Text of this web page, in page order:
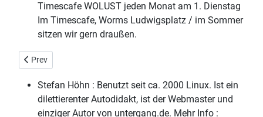
Timescafe WOLUST jeden Monat am 1. Dienstag
Im Timescafe, Worms Ludwigsplatz / im Sommer
sitzen wir gern draußen.
Previous article: Mastodon Status
Prev
Stefan Höhn : Benutzt seit ca. 2000 Linux. Ist ein
dilettierenter Autodidakt, ist der Webmaster und
einziger Autor von untergang.de. Mehr Info :